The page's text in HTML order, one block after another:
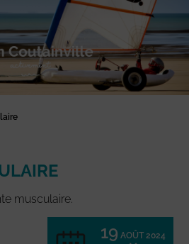
musculaire.
19 AOÛT 2024